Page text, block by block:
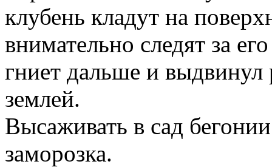
клубень кладут на
внимательно следят за
гниет дальше и выдвинул
землей.
Высаживать в сад
заморозка.